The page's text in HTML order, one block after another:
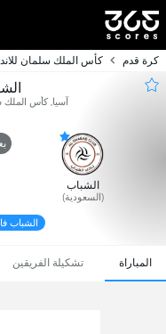
كرة قدم كأس الملك سلمان
آسيا, كأس الملك
الشباب
(السعودية)
الشباب فازت 4-5 بعد
المباراة تشكيلة الفريقين